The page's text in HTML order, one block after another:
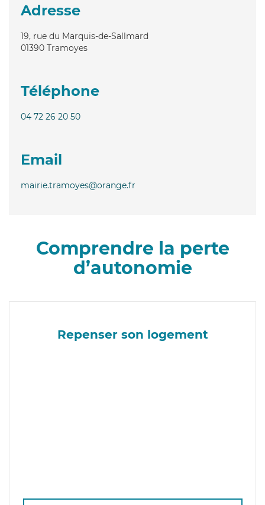
Adresse
19, rue du Marquis-de-Sallmard
01390 Tramoyes
Téléphone
04 72 26 20 50
Email
mairie.tramoyes@orange.fr
Comprendre la perte
d’autonomie
Repenser son logement